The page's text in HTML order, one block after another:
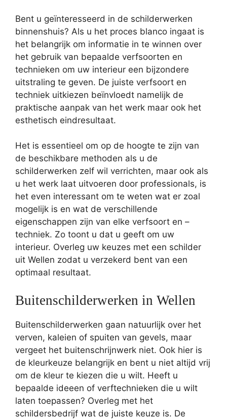
Bent u geïnteresseerd in de schilderwerken
binnenshuis? Als u het proces blanco ingaat is
het belangrijk om informatie in te winnen over
het gebruik van bepaalde verfsoorten en
technieken om uw interieur een bijzondere
uitstraling te geven. De juiste verfsoort en
techniek uitkiezen beïnvloedt namelijk de
praktische aanpak van het werk maar ook het
esthetisch eindresultaat.
Het is essentieel om op de hoogte te zijn van
de beschikbare methoden als u de
schilderwerken zelf wil verrichten, maar ook als
u het werk laat uitvoeren door professionals, is
het even interessant om te weten wat er zoal
mogelijk is en wat de verschillende
eigenschappen zijn van elke verfsoort en –
techniek. Zo toont u dat u geeft om uw
interieur. Overleg uw keuzes met een schilder
uit Wellen zodat u verzekerd bent van een
optimaal resultaat.
Buitenschilderwerken in Wellen
Buitenschilderwerken gaan natuurlijk over het
verven, kaleien of spuiten van gevels, maar
vergeet het buitenschrijnwerk niet. Ook hier is
de kleurkeuze belangrijk en bent u niet altijd vrij
om de kleur te kiezen die u wilt. Heeft u
bepaalde ideeen of verftechnieken die u wilt
laten toepassen? Overleg met het
schildersbedrijf wat de juiste keuze is. De